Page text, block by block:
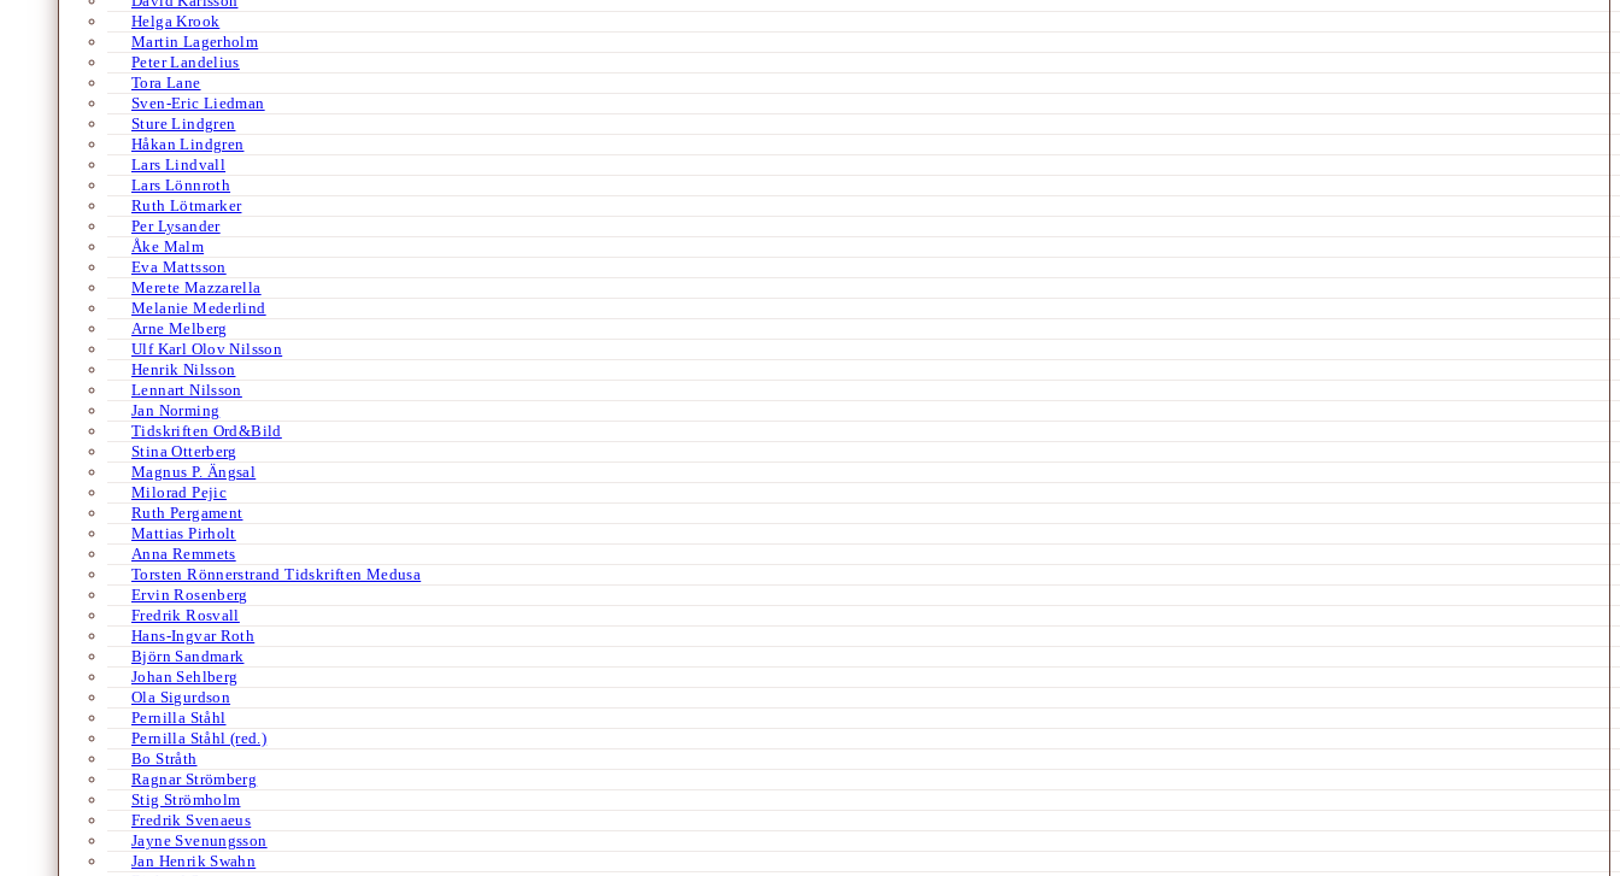
Helga Krook
Martin Lagerholm
Peter Landelius
Tora Lane
Sven-Eric Liedman
Sture Lindgren
Håkan Lindgren
Lars Lindvall
Lars Lönnroth
Ruth Lötmarker
Per Lysander
Åke Malm
Eva Mattsson
Merete Mazzarella
Melanie Mederlind
Arne Melberg
Ulf Karl Olov Nilsson
Henrik Nilsson
Lennart Nilsson
Jan Norming
Tidskriften Ord&Bild
Stina Otterberg
Magnus P. Ängsal
Milorad Pejic
Ruth Pergament
Mattias Pirholt
Anna Remmets
Torsten Rönnerstrand Tidskriften Medusa
Ervin Rosenberg
Fredrik Rosvall
Hans-Ingvar Roth
Björn Sandmark
Johan Sehlberg
Ola Sigurdson
Pernilla Ståhl
Pernilla Ståhl (red.)
Bo Stråth
Ragnar Strömberg
Stig Strömholm
Fredrik Svenaeus
Jayne Svenungsson
Jan Henrik Swahn